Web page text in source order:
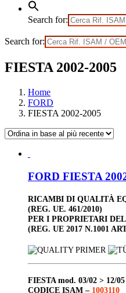
Search for:
Search for:
FIESTA 2002-2005
Home
FORD
FIESTA 2002-2005
FORD FIESTA
RICAMBI DI QUALITÀ
(REG. UE. 461/2010)
PER I PROPRIETARI
(REG. UE 2017 N.1001
FIESTAmod. 03/02 > 12/05
CODICE ISAM – 1003110